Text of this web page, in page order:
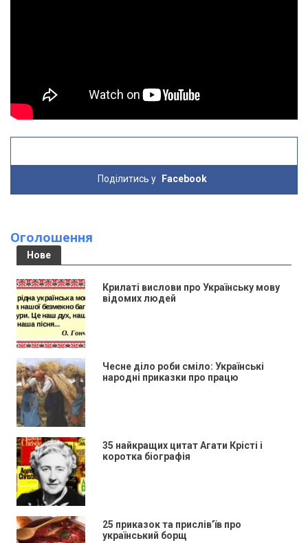
Поділитись у Facebook
Оголошення
Нове
Крилаті вислови про Українську мову
відомих людей
Чесне діло роби сміло: Українські
народні приказки про працю
35 найкращих цитат Агати Крісті і
коротка біографія
25 приказок та прислів’їв про
український борщ